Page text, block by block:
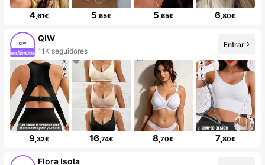
4,61€ 5,65€ 5,65€ 6,80€
QIW
11K seguidores
Entrar
9,32€ 16,74€ 8,70€ 7,80€
Flora Isola